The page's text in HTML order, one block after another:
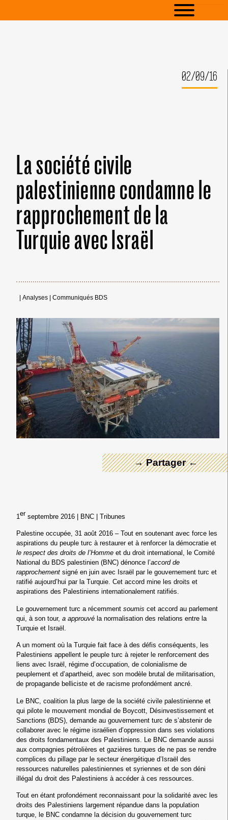
02/09/16
La société civile
palestinienne condamne le
rapprochement de la
Turquie avec Israël
Analyses Communiqués BDS
→ Partager ←
1er septembre 2016 | BNC | Tribunes
Palestine occupée, 31 août 2016 – Tout en soutenant avec force les
aspirations du peuple turc à restaurer et à renforcer la démocratie et
le respect des droits de l’Homme et du droit international, le Comité
National du BDS palestinien (BNC) dénonce l’accord de
rapprochement signé en juin avec Israël par le gouvernement turc et
ratifié aujourd’hui par la Turquie. Cet accord mine les droits et
aspirations des Palestiniens internationalement ratifiés.
Le gouvernement turc a récemment soumis cet accord au parlement
qui, à son tour, a approuvé la normalisation des relations entre la
Turquie et Israël.
A un moment où la Turquie fait face à des défis conséquents, les
Palestiniens appellent le peuple turc à rejeter le renforcement des
liens avec Israël, régime d’occupation, de colonialisme de
peuplement et d’apartheid, avec son modèle brutal de militarisation,
de propagande belliciste et de racisme profondément ancré.
Le BNC, coalition la plus large de la société civile palestinienne et
qui pilote le mouvement mondial de Boycott, Désinvestissement et
Sanctions (BDS), demande au gouvernement turc de s’abstenir de
collaborer avec le régime israélien d’oppression dans ses violations
des droits fondamentaux des Palestiniens. Le BNC demande aussi
aux compagnies pétrolières et gazières turques de ne pas se rendre
complices du pillage par le secteur énergétique d’Israël des
ressources naturelles palestiniennes et syriennes et de son déni
illégal du droit des Palestiniens à accéder à ces ressources.
Tout en étant profondément reconnaissant pour la solidarité avec les
droits des Palestiniens largement répandue dans la population
turque, le BNC condamne la décision du gouvernement turc